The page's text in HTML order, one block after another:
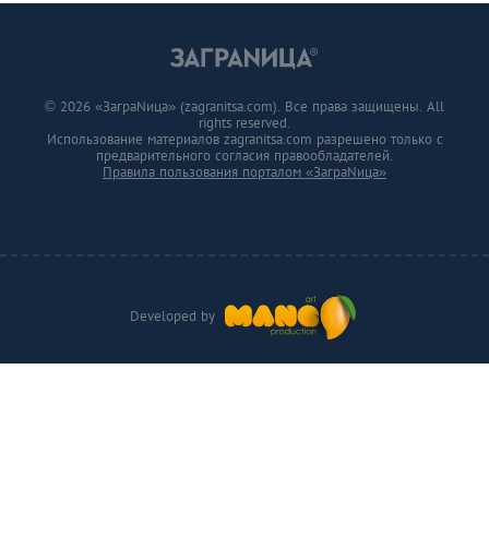
Developed by
© 2026 «ЗаграNица» (zagranitsa.com). Все права защищены. All
rights reserved.
Использование материалов zagranitsa.com разрешено только с
предварительного согласия правообладателей.
Правила пользования порталом «ЗаграNица»